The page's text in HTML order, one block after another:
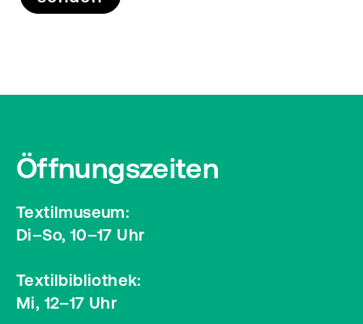
Öffnungszeiten
Textilmuseum:
Di–So, 10–17 Uhr
Textilbibliothek:
Mi, 12–17 Uhr